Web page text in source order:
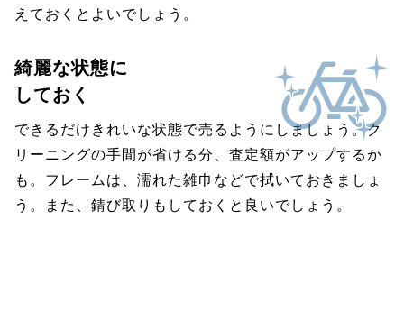
えておくとよいでしょう。
綺麗な状態に
しておく
できるだけきれいな状態で売るようにしましょう。ク
リーニングの手間が省ける分、査定額がアップするか
も。フレームは、濡れた雑巾などで拭いておきましょ
う。また、錆び取りもしておくと良いでしょう。